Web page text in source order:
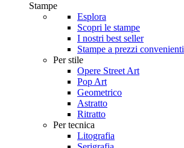
Stampe
Esplora
Scopri le stampe
I nostri best seller
Stampe a prezzi convenienti
Per stile
Opere Street Art
Pop Art
Geometrico
Astratto
Ritratto
Per tecnica
Litografia